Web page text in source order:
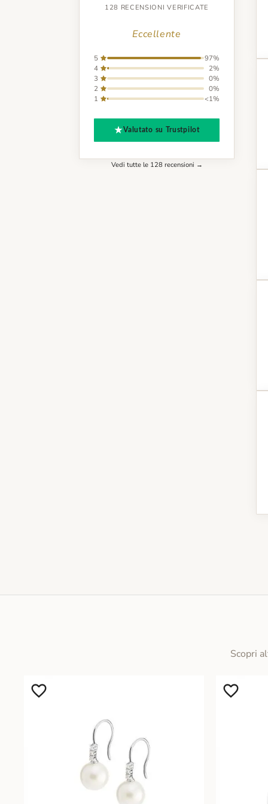
128 RECENSIONI VERIFICATE
Eccellente
5
97%
4
2%
3
0%
2
0%
1
<1%
Valutato su Trustpilot
Vedi tutte le 128 recensioni →
Scopri